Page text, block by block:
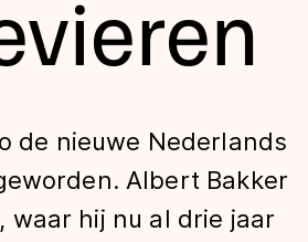
de nieuwe Nederlands
Albert Bakker
hij nu al drie jaar